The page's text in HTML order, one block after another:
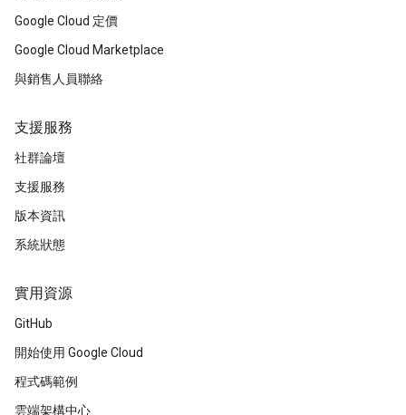
Google Cloud 定價
Google Cloud Marketplace
與銷售人員聯絡
支援服務
社群論壇
支援服務
版本資訊
系統狀態
實用資源
GitHub
開始使用 Google Cloud
程式碼範例
雲端架構中心